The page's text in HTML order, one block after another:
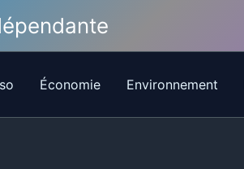
Économie Environnement